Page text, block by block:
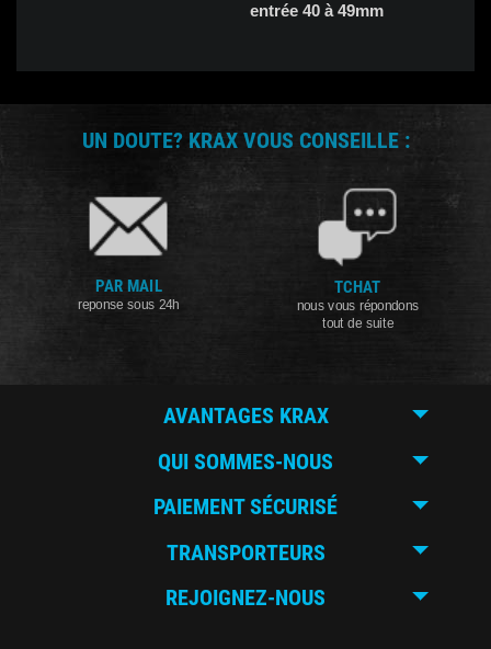
entrée 40 à 49mm
UN DOUTE? KRAX VOUS CONSEILLE :
PAR MAIL
reponse sous 24h
TCHAT
nous vous répondons
tout de suite
AVANTAGES KRAX
QUI SOMMES-NOUS
PAIEMENT SÉCURISÉ
TRANSPORTEURS
REJOIGNEZ-NOUS